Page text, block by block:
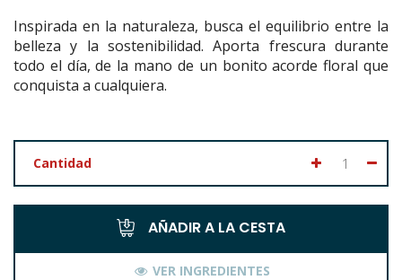
Inspirada en la naturaleza, busca el equilibrio entre la
belleza y la sostenibilidad. Aporta frescura durante
todo el día, de la mano de un bonito acorde floral que
conquista a cualquiera.
Cantidad
AÑADIR A LA CESTA
VER INGREDIENTES